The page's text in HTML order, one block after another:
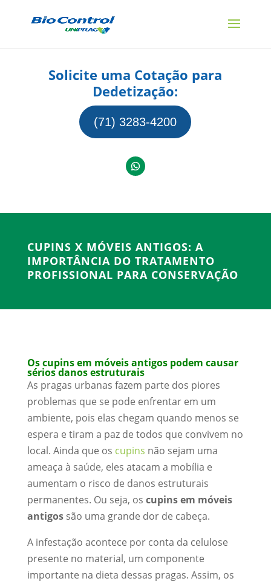
Solicite uma Cotação para
Dedetização:
(71) 3283-4200
CUPINS X MÓVEIS ANTIGOS: A
IMPORTÂNCIA DO TRATAMENTO
PROFISSIONAL PARA CONSERVAÇÃO
Os cupins em móveis antigos podem causar
sérios danos estruturais
As pragas urbanas fazem parte dos piores
problemas que se pode enfrentar em um
ambiente, pois elas chegam quando menos se
espera e tiram a paz de todos que convivem no
local. Ainda que os cupins não sejam uma
ameaça à saúde, eles atacam a mobília e
aumentam o risco de danos estruturais
permanentes. Ou seja, os cupins em móveis
antigossão uma grande dor de cabeça.
A infestação acontece por conta da celulose
presente no material, um componente
importante na dieta dessas pragas. Assim, os